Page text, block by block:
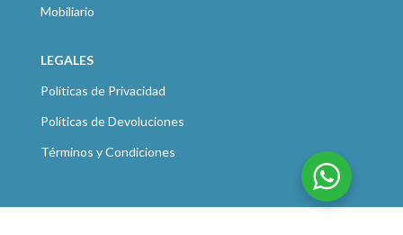
Mobiliario
LEGALES
Políticas de Privacidad
Políticas de Devoluciones
Términos y Condiciones